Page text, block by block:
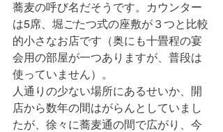
蕎麦の呼び名だそうです。カウンター
は5席、堀ごたつ式の座敷が３つと比較
的小さなお店です（奥にも十畳程の宴
会用の部屋が一つありますが、普段は
使っていません）。
人通りの少ない場所にあるせいか、開
店から数年の間はがらんとしていまし
たが、徐々に蕎麦通の間で広がり、今